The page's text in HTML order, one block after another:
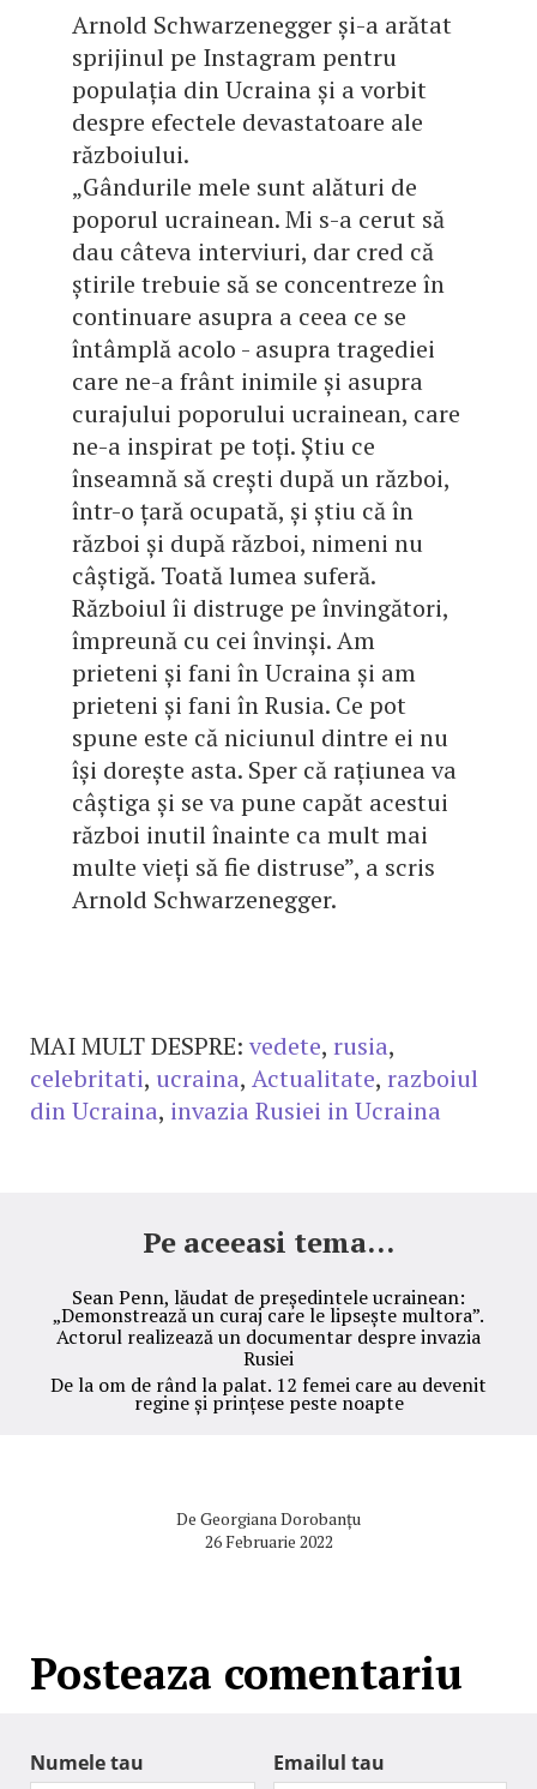
Arnold Schwarzenegger și-a arătat
sprijinul pe Instagram pentru
populația din Ucraina și a vorbit
despre efectele devastatoare ale
războiului.
„Gândurile mele sunt alături de
poporul ucrainean. Mi s-a cerut să
dau câteva interviuri, dar cred că
știrile trebuie să se concentreze în
continuare asupra a ceea ce se
întâmplă acolo - asupra tragediei
care ne-a frânt inimile și asupra
curajului poporului ucrainean, care
ne-a inspirat pe toți. Știu ce
înseamnă să crești după un război,
într-o țară ocupată, și știu că în
război și după război, nimeni nu
câștigă. Toată lumea suferă.
Războiul îi distruge pe învingători,
împreună cu cei învinși. Am
prieteni și fani în Ucraina și am
prieteni și fani în Rusia. Ce pot
spune este că niciunul dintre ei nu
își dorește asta. Sper că rațiunea va
câștiga și se va pune capăt acestui
război inutil înainte ca mult mai
multe vieți să fie distruse”, a scris
Arnold Schwarzenegger.
MAI MULT DESPRE: vedete, rusia,
celebritati, ucraina, Actualitate, razboiul
din Ucraina, invazia Rusiei in Ucraina
Pe aceeasi tema...
Sean Penn, lăudat de președintele ucrainean:
„Demonstrează un curaj care le lipsește multora”.
Actorul realizează un documentar despre invazia
Rusiei
De la om de rând la palat. 12 femei care au devenit
regine și prințese peste noapte
De Georgiana Dorobanțu
26 Februarie 2022
Posteaza comentariu
Numele tau Emailul tau